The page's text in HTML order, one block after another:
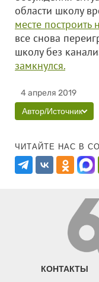
области школу
месте построить
все снова
школу без
замкнулся.
4 апреля 2019
Автор/Источник
ЧИТАЙТЕ НАС В
КОНТАКТЫ